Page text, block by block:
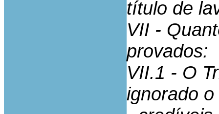
título de
VII -
provados:
VII.1 - O
ignorado